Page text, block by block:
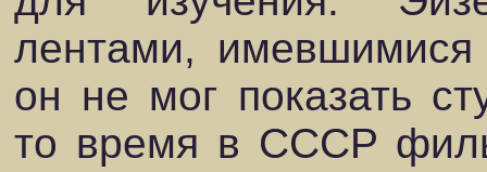
лентами,
он не мог показать
то время в СССР